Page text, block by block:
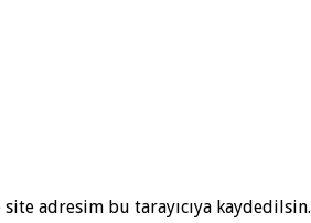
adresim bu tarayıcıya kaydedilsin.